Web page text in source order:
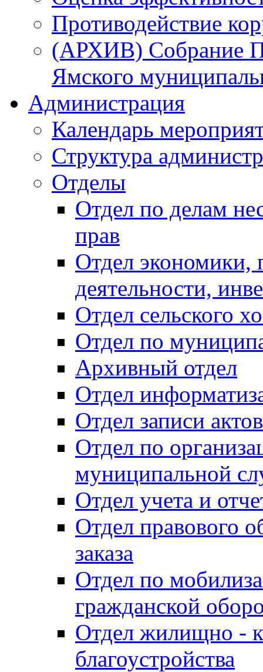
Противодействие
(АРХИВ) Собрание
Ямского
Администрация
Календарь
Структура
Отделы
Отдел по делам
прав
Отдел экономики,
деятельности,
Отдел сельского
Отдел по
Архивный отдел
Отдел
Отдел записи
Отдел по
муниципальной
Отдел учета и
Отдел правового
заказа
Отдел по
гражданской
Отдел жилищно -
благоустройства